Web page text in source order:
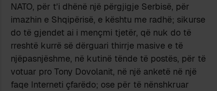
NATO, për t’i dhënë një përgjigje Serbisë, për
imazhin e Shqipërisë, e kështu me radhë; sikurse
do të gjendet ai i mençmi tjetër, që nuk do të
rreshtë kurrë së dërguari thirrje masive e të
njëpasnjëshme, në kutinë tënde të postës, për të
votuar pro Tony Dovolanit, në një anketë në një
faqe Interneti çfarëdo; ose për të nënshkruar